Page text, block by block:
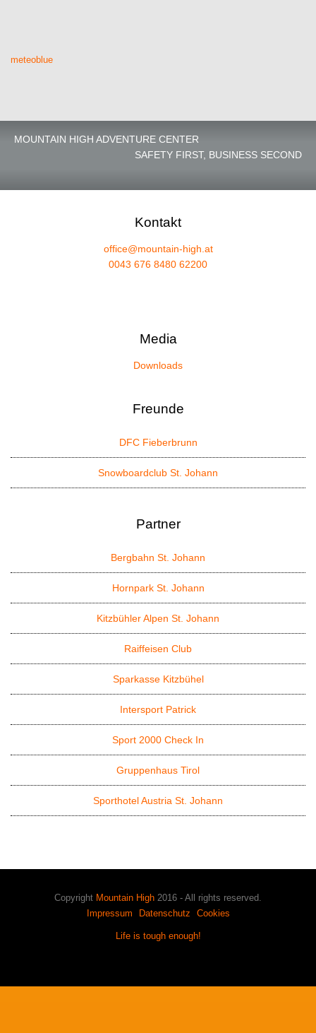
meteoblue
MOUNTAIN HIGH ADVENTURE CENTER
SAFETY FIRST, BUSINESS SECOND
Kontakt
office@mountain-high.at
0043 676 8480 62200
Media
Downloads
Freunde
DFC Fieberbrunn
Snowboardclub St. Johann
Partner
Bergbahn St. Johann
Hornpark St. Johann
Kitzbühler Alpen St. Johann
Raiffeisen Club
Sparkasse Kitzbühel
Intersport Patrick
Sport 2000 Check In
Gruppenhaus Tirol
Sporthotel Austria St. Johann
Copyright Mountain High 2016 - All rights reserved.
Impressum
Datenschutz Cookies
Life is tough enough!